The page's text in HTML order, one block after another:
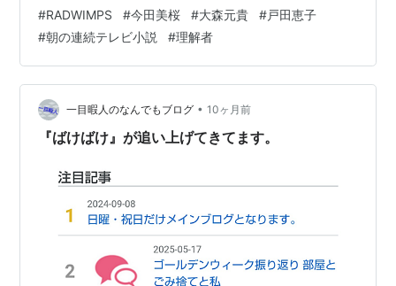
ん。特に最近の民放のドラマはめっきり観ないです。 そ
れでも、NHKのドラマは観てしまうのは、昔、NHK大阪
放送局8階9階（収録用のスタジオがある）に出入りして
いたことがあったせいなのかもしれませんが、結構社会
的なテーマを取り扱うドラマが多いの…
#RADWIMPS #今田美桜 #大森元貴 #戸田恵子
#朝の連続テレビ小説 #理解者
一目暇人のなんでもブログ • 10ヶ月前
『ばけばけ』が追い上げてきてます。